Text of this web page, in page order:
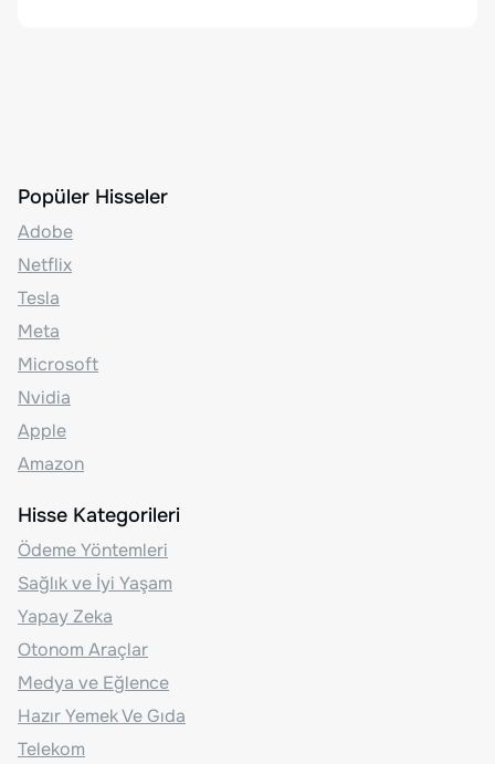
Popüler Hisseler
Adobe
Netflix
Tesla
Meta
Microsoft
Nvidia
Apple
Amazon
Hisse Kategorileri
Ödeme Yöntemleri
Sağlık ve İyi Yaşam
Yapay Zeka
Otonom Araçlar
Medya ve Eğlence
Hazır Yemek Ve Gıda
Telekom